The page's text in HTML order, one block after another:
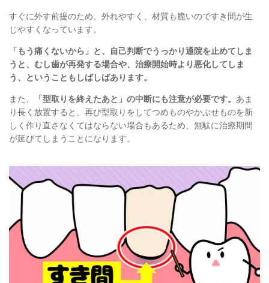
すぐに外す前提のため、外れやすく、材質も脆いのですき間が生
じやすくなっています。
「もう痛くないから」と、自己判断でうっかり通院を止めてしま
うと、むし歯が再発する場合や、治療開始時より悪化してしま
う、ということもしばしばあります。
また、 「 型取 りを終えたあと」の中断にも注意が必要です。 あま
り長く放置すると、再び型取りをしてつめものやかぶせものを新
しく作り直さなくてはならない場合もあるため、無駄に治療期間
が延びてしまうことになります。